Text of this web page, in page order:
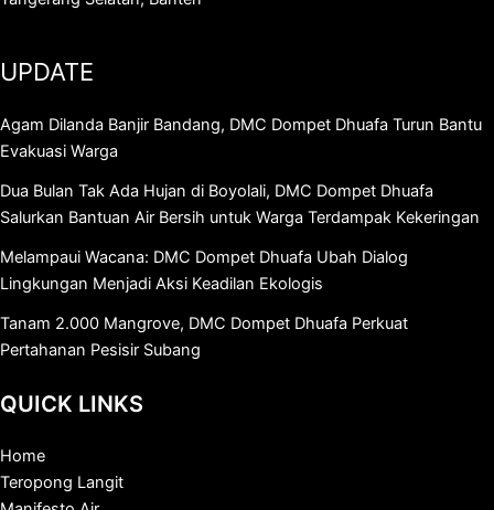
UPDATE
Agam Dilanda Banjir Bandang, DMC Dompet Dhuafa Turun Bantu
Evakuasi Warga
Dua Bulan Tak Ada Hujan di Boyolali, DMC Dompet Dhuafa
Salurkan Bantuan Air Bersih untuk Warga Terdampak Kekeringan
Melampaui Wacana: DMC Dompet Dhuafa Ubah Dialog
Lingkungan Menjadi Aksi Keadilan Ekologis
Tanam 2.000 Mangrove, DMC Dompet Dhuafa Perkuat
Pertahanan Pesisir Subang
QUICK LINKS
Home
Teropong Langit